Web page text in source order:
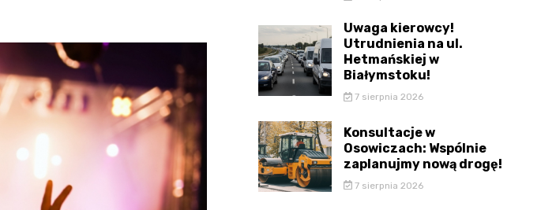
Uwaga kierowcy!
Utrudnienia na ul.
Hetmańskiej w
Białymstoku!
7 sierpnia 2026
Konsultacje w
Osowiczach: Wspólnie
zaplanujmy nową drogę!
7 sierpnia 2026